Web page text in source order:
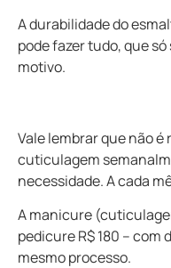
A durabilidade do
pode fazer tudo, que
motivo.
Vale lembrar que não
cuticulagem
necessidade. A cada
A manicure
pedicure R$ 180 – com
mesmo processo.